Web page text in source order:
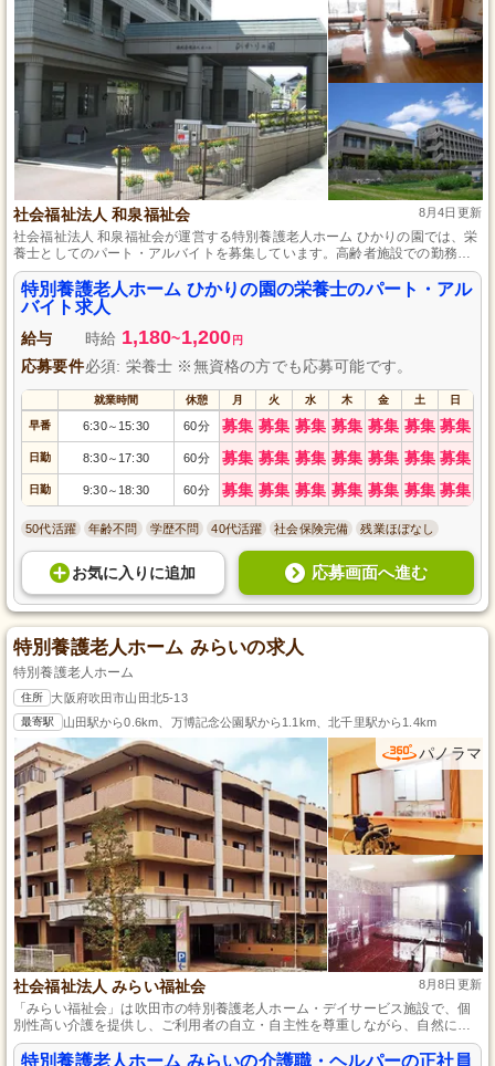
社会福祉法人 和泉福祉会 8月4日更新
社会福祉法人 和泉福祉会が運営する特別養護老人ホーム ひかりの園では、栄
養士としてのパート・アルバイトを募集しています。高齢者施設での勤務経
験や調理業務の経験を活かせる職場です。私たちと一緒に、入居者の健康を
支える栄養管理を行いませんか。温かい雰囲気の中で働ける環境が整ってい
ます。興味のある方はぜひご応募ください。
特別養護老人ホーム ひかりの園の栄養士のパート・アル
バイト求人
給与 時給 1,180~1,200 円
応募要件必須: 栄養士 ※無資格の方でも応募可能です。
就業時間 休憩 月 火 水 木 金 土 日
早番 6:30～ 15:30 60分 募集 募集 募集 募集 募集 募集 募集
日勤 8:30～ 17:30 60分 募集 募集 募集 募集 募集 募集 募集
日勤 9:30～ 18:30 60分 募集 募集 募集 募集 募集 募集 募集
50代活躍 年齢不問 学歴不問 40代活躍 社会保険完備 残業ほぼなし
お気に入り に追加 応募画面へ進む
特別養護老人ホーム みらいの求人
特別養護老人ホーム
住所 大阪府吹田市山田北5-13
最寄駅 山田駅から0.6km、万博記念公園駅から1.1km、北千里駅から1.4km
パノラマ
社会福祉法人 みらい福祉会 8月8日更新
「みらい福祉会」は吹田市の特別養護老人ホーム・デイサービス施設で、個
別性高い介護を提供し、ご利用者の自立・自主性を尊重しながら、自然に囲
まれた開放的な空間で安心して働ける環境を備えています。
特別養護老人ホーム みらいの介護職・ヘルパーの正社員